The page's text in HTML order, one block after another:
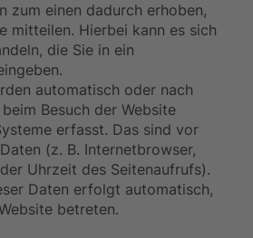
zum einen dadurch erhoben,
mitteilen. Hierbei kann es sich
die Sie in ein
automatisch oder nach
Besuch der Website
erfasst. Das sind vor
(z. B. Internetbrowser,
Uhrzeit des Seitenaufrufs).
Daten erfolgt automatisch,
betreten.